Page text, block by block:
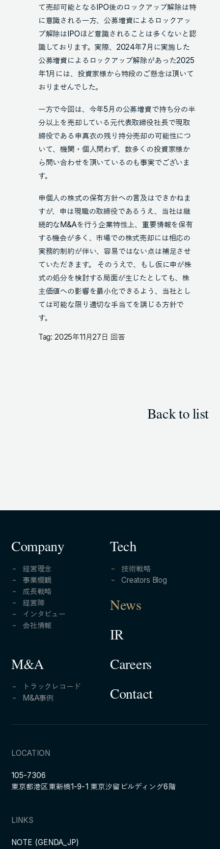
て売却可能となるIPO後のロックアップ解除は特
に意識される一方、公募増資によるロックアッ
プ解除はIPOほど意識されることは多くないと認
識しております。実際、2024年7月に実施した
公募増資によるロックアップ解除があった2025
年1月には、投資家様から特段のご懸念は頂いて
おりませんでした。
一方で今回は、今年5月の公募増資で持ち分の半
分以上を売却している元代表取締役社長で現取
締役である申真衣の残り持分売却の可能性につ
いて、機関・個人問わず、数多くの投資家様か
ら問い合わせを頂いているのも事実でございま
す。
申個人の株式の保有方針への言及はできかねま
すが、申は現職の取締役であるうえ、当社は継
続的なM&Aを行う企業特性上、重要情報を保有
する機会が多く、市場での株式売却には相応の
実務的制約が伴い、容易ではない点は補足させ
ていただきます。 そのうえで、もし仮に申が株
式の処分を検討する局面が生じたとしても、株
主価値への影響を最小化できるよう、当社とし
ては可能な限り適切な手当てを講じる方針で
す。
Tag: 2025年11月27日 回答
Back to list
Company
経営理念
事業概観
成長戦略
経営陣
インタビュー
会社情報
M&A
トラックレコード
M&A事例
Tech
技術戦略
Creators Blog
News
IR
Careers
Contact
LOCATION
105-7306
東京都港区東新橋1-9-1 東京汐留ビルディング6階
LINKS
NOTE (GENDA_JP)